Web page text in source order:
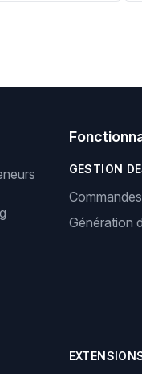
GESTION
Génération